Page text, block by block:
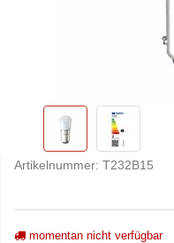
Artikelnummer: T232B15
momentan nicht verfügbar